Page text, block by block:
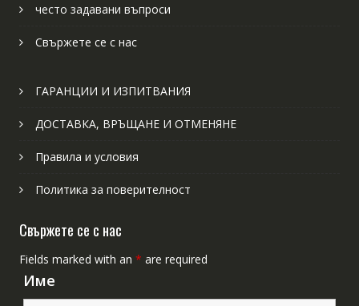
често задавани въпроси
Свържете се с нас
ГАРАНЦИИ И ИЗПИТВАНИЯ
ДОСТАВКА, ВРЪЩАНЕ И ОТМЕНЯНЕ
Правила и условия
Политика за поверителност
Свържете се с нас
Fields marked with an * are required
Име